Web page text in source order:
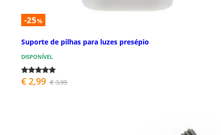
-25%
Suporte de pilhas para luzes presépio
DISPONÍVEL
€ 2,99 € 3,99